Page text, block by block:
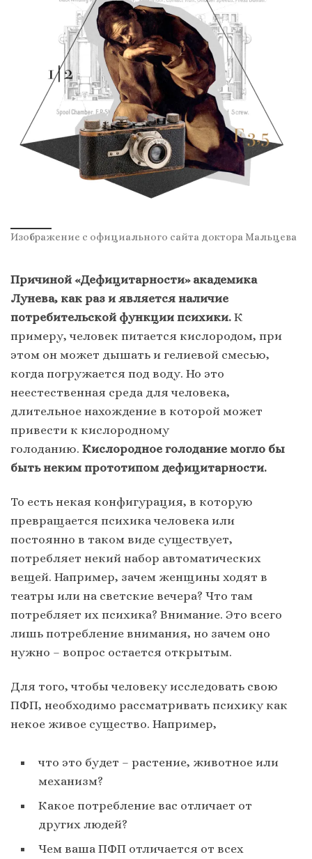
Изображение с официального сайта доктора Мальцева
Причиной «Дефицитарности» академика
Лунева, как раз и является наличие
потребительской функции психики. К
примеру, человек питается кислородом, при
этом он может дышать и гелиевой смесью,
когда погружается под воду. Но это
неестественная среда для человека,
длительное нахождение в которой может
привести к кислородному
голоданию. Кислородное голодание могло бы
быть неким прототипом дефицитарности.
То есть некая конфигурация, в которую
превращается психика человека или
постоянно в таком виде существует,
потребляет некий набор автоматических
вещей. Например, зачем женщины ходят в
театры или на светские вечера? Что там
потребляет их психика? Внимание. Это всего
лишь потребление внимания, но зачем оно
нужно – вопрос остается открытым.
Для того, чтобы человеку исследовать свою
ПФП, необходимо рассматривать психику как
некое живое существо. Например,
что это будет – растение, животное или
механизм?
Какое потребление вас отличает от
других людей?
Чем ваша ПФП отличается от всех